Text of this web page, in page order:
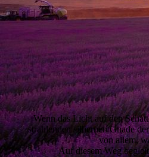
Wenn das Licht auf den
strahlenden silbernen Gnade
von allem,
Auf diesem Weg